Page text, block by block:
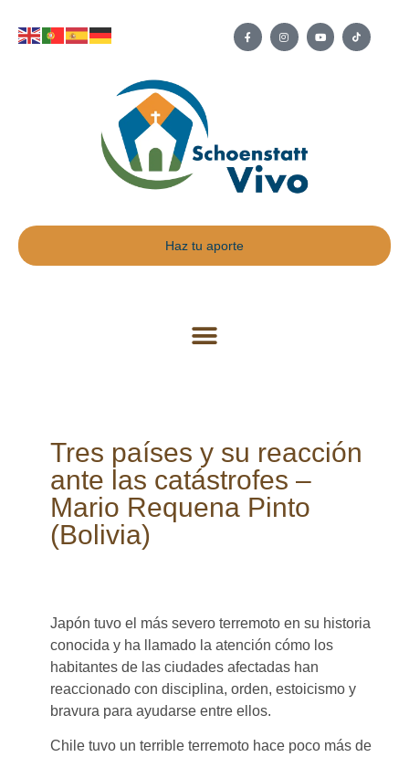
Haz tu aporte
Tres países y su reacción
ante las catástrofes –
Mario Requena Pinto
(Bolivia)
Japón tuvo el más severo terremoto en su historia
conocida y ha llamado la atención cómo los
habitantes de las ciudades afectadas han
reaccionado con disciplina, orden, estoicismo y
bravura para ayudarse entre ellos.
Chile tuvo un terrible terremoto hace poco más de